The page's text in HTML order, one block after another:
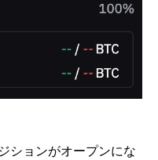
ションがオープンにな